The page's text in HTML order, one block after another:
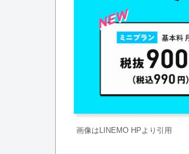
画像はLINEMO HPより引用